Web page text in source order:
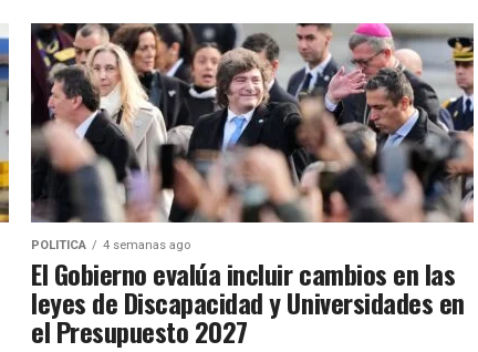
POLITICA 4 semanas ago
El Gobierno evalúa incluir cambios en las
leyes de Discapacidad y Universidades en
el Presupuesto 2027